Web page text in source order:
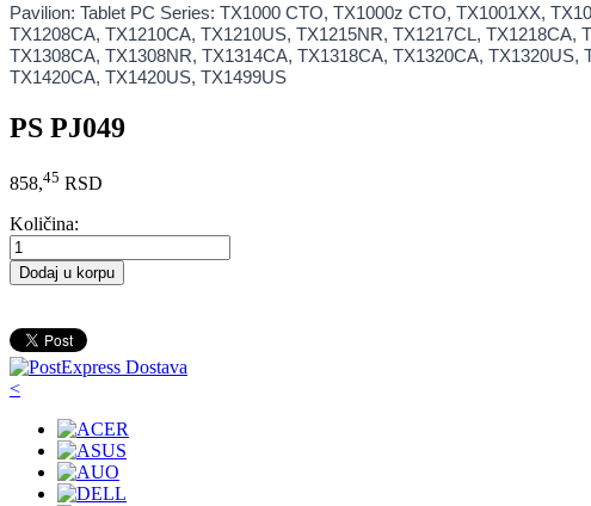
Pavilion: Tablet PC Series: TX1000 CTO, TX1000z CTO, TX1001XX,
TX1208CA, TX1210CA, TX1210US, TX1215NR, TX1217CL,
TX1308CA, TX1308NR, TX1314CA, TX1318CA, TX1320CA,
TX1420CA, TX1420US, TX1499US
PS PJ049
858,45 RSD
Količina:
Dodaj u korpu
<